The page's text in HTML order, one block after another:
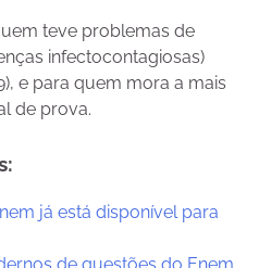
teve problemas de
infectocontagiosas)
e para quem mora a mais
de prova.
já está disponível para